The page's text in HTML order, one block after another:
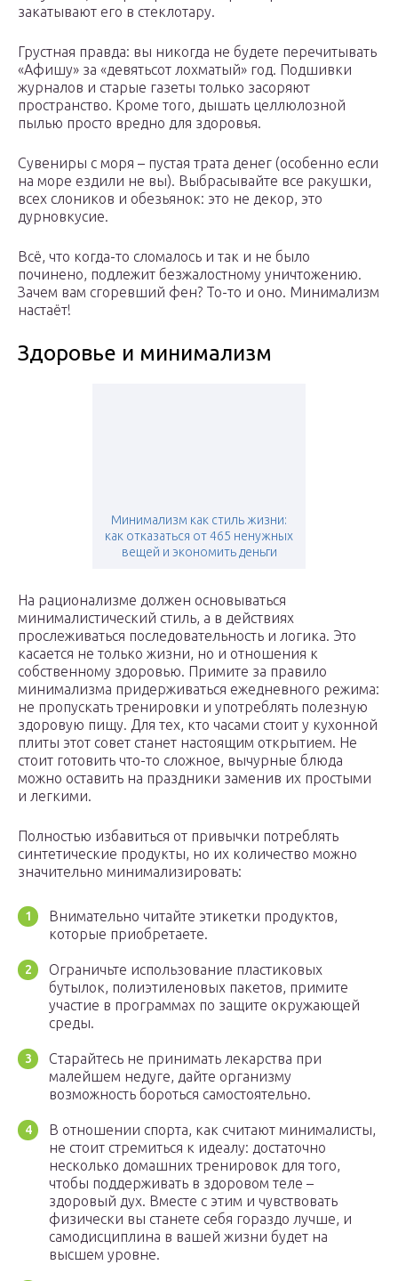
закатывают его в стеклотару.
Грустная правда: вы никогда не будете перечитывать
«Афишу» за «девятьсот лохматый» год. Подшивки
журналов и старые газеты только засоряют
пространство. Кроме того, дышать целлюлозной
пылью просто вредно для здоровья.
Сувениры с моря – пустая трата денег (особенно если
на море ездили не вы). Выбрасывайте все ракушки,
всех слоников и обезьянок: это не декор, это
дурновкусие.
Всё, что когда-то сломалось и так и не было
починено, подлежит безжалостному уничтожению.
Зачем вам сгоревший фен? То-то и оно. Минимализм
настаёт!
Здоровье и минимализм
Минимализм как стиль жизни:
как отказаться от 465 ненужных
вещей и экономить деньги
На рационализме должен основываться
минималистический стиль, а в действиях
прослеживаться последовательность и логика. Это
касается не только жизни, но и отношения к
собственному здоровью. Примите за правило
минимализма придерживаться ежедневного режима:
не пропускать тренировки и употреблять полезную
здоровую пищу. Для тех, кто часами стоит у кухонной
плиты этот совет станет настоящим открытием. Не
стоит готовить что-то сложное, вычурные блюда
можно оставить на праздники заменив их простыми
и легкими.
Полностью избавиться от привычки потреблять
синтетические продукты, но их количество можно
значительно минимализировать:
Внимательно читайте этикетки продуктов,
которые приобретаете.
Ограничьте использование пластиковых
бутылок, полиэтиленовых пакетов, примите
участие в программах по защите окружающей
среды.
Старайтесь не принимать лекарства при
малейшем недуге, дайте организму
возможность бороться самостоятельно.
В отношении спорта, как считают минималисты,
не стоит стремиться к идеалу: достаточно
несколько домашних тренировок для того,
чтобы поддерживать в здоровом теле –
здоровый дух. Вместе с этим и чувствовать
физически вы станете себя гораздо лучше, и
самодисциплина в вашей жизни будет на
высшем уровне.